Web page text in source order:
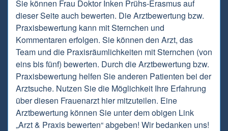
Sie können Frau Doktor Inken Prühs-Erasmus auf
dieser Seite auch bewerten. Die Arztbewertung bzw.
Praxisbewertung kann mit Sternchen und
Kommentaren erfolgen. Sie können den Arzt, das
Team und die Praxisräumlichkeiten mit Sternchen (von
eins bis fünf) bewerten. Durch die Arztbewertung bzw.
Praxisbewertung helfen Sie anderen Patienten bei der
Arztsuche. Nutzen Sie die Möglichkeit Ihre Erfahrung
über diesen Frauenarzt hier mitzuteilen. Eine
Arztbewertung können Sie unter dem obigen Link
„Arzt & Praxis bewerten“ abgeben! Wir bedanken uns!